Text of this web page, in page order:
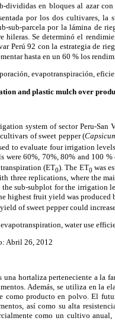
divididas en bloques al azar con
por los dos cultivares, la
sub-parcela por la lámina de
hileras. Se determinó el
Perú 92 con la estrategia de
hasta en un 60 % los
evapotranspiración,
and plastic mulch over
system of sector Peru-
of sweet pepper (
to evaluate four irrigation
60%, 70%, 80% and 100 %
(ET0). The ET0 was
three replications, where the
the sub-subplot for the irrigation
highest fruit yield was
of sweet pepper could
, water use
Abril 26, 2012
una hortaliza perteneciente a la
Además, se utiliza en la
como producto en polvo. El
así como su alta
como un cultivo anual,